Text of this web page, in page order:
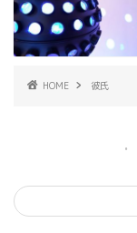
HOME 彼氏